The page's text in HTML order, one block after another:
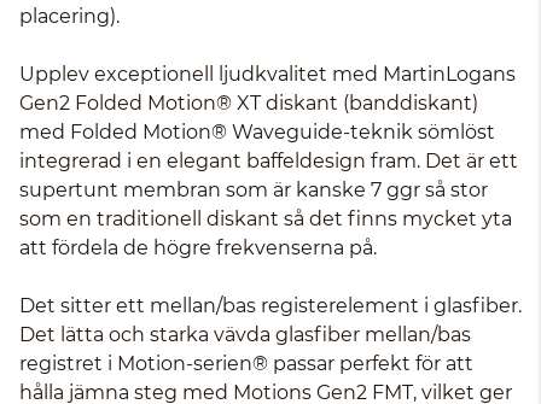
placering).
Upplev exceptionell ljudkvalitet med MartinLogans
Gen2 Folded Motion® XT diskant (banddiskant)
med Folded Motion® Waveguide-teknik sömlöst
integrerad i en elegant baffeldesign fram. Det är ett
supertunt membran som är kanske 7 ggr så stor
som en traditionell diskant så det finns mycket yta
att fördela de högre frekvenserna på.
Det sitter ett mellan/bas registerelement i glasfiber.
Det lätta och starka vävda glasfiber mellan/bas
registret i Motion-serien® passar perfekt för att
hålla jämna steg med Motions Gen2 FMT, vilket ger